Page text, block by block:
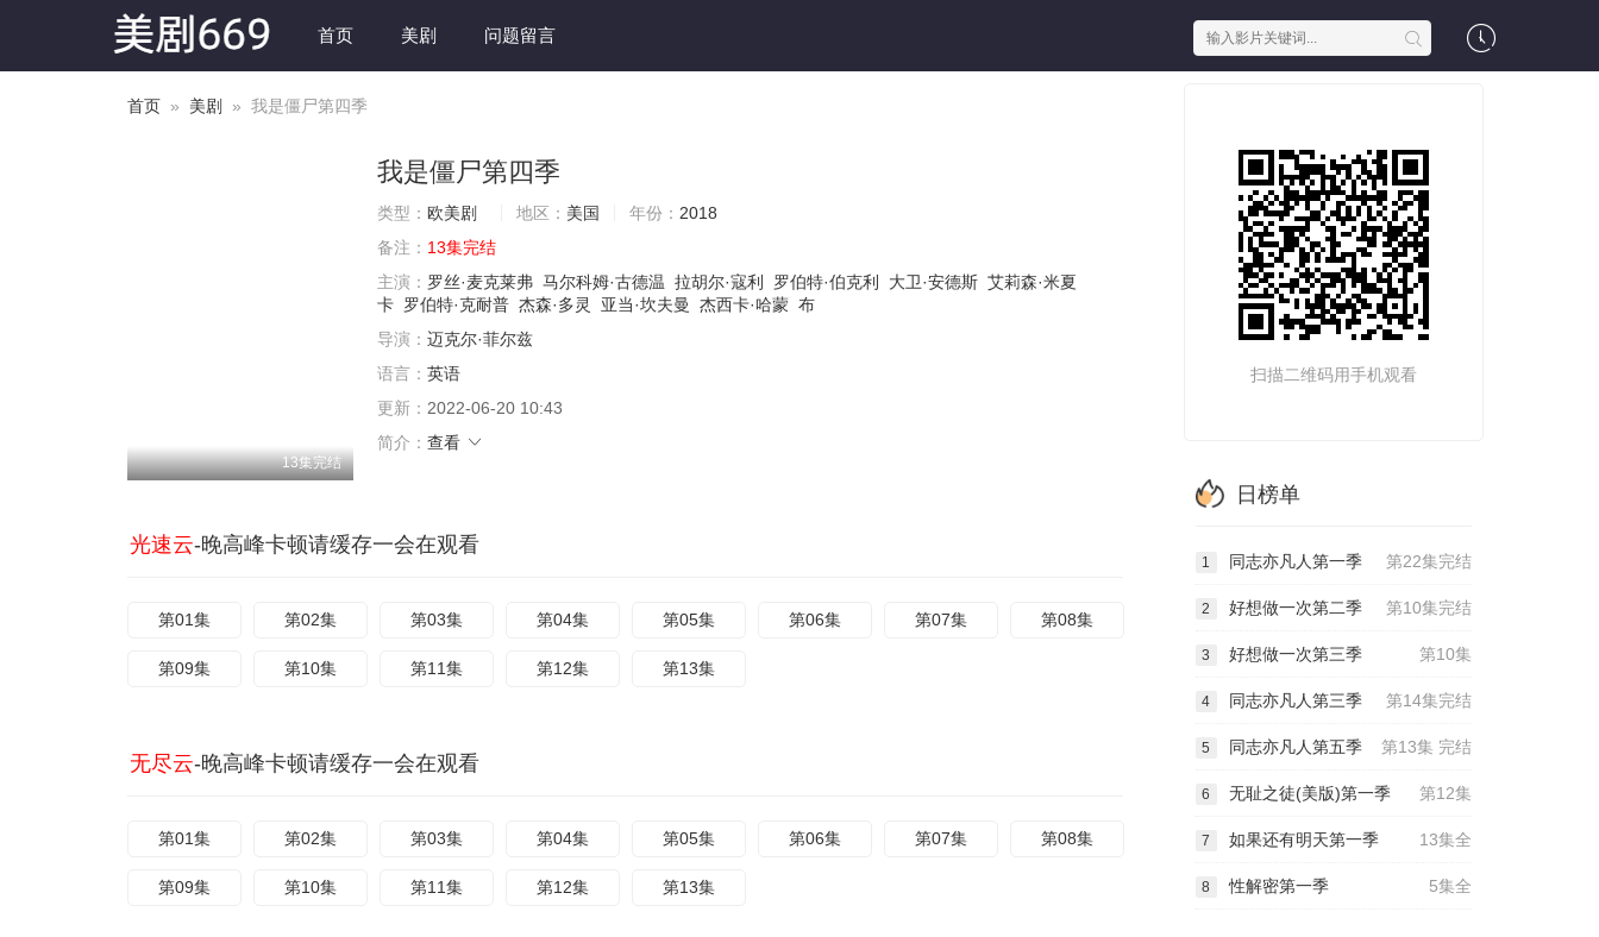
首页 美剧 问题留言
首页 » 美剧 » 我是僵尸第四季
13集完结
我是僵尸第四季
类型： 欧美剧 地区： 美国 年份： 2018
备注： 13集完结
主演： 罗丝·麦克莱弗 马尔科姆·古德温 拉胡尔·寇利 罗伯特·伯克利 大卫·安德斯 艾莉森·米夏
卡 罗伯特·克耐普 杰森·多灵 亚当·坎夫曼 杰西卡·哈蒙 布
导演： 迈克尔·菲尔兹
语言： 英语
更新： 2022-06-20 10:43
简介： 查看
光速云-晚高峰卡顿请缓存一会在观看
第01集 第02集 第03集 第04集 第05集 第06集 第07集 第08集
第09集 第10集 第11集 第12集 第13集
无尽云-晚高峰卡顿请缓存一会在观看
第01集 第02集 第03集 第04集 第05集 第06集 第07集 第08集
第09集 第10集 第11集 第12集 第13集
扫描二维码用手机观看
日榜单
第22集完结
1 同志亦凡人第一季
第10集完结
2 好想做一次第二季
第10集
3 好想做一次第三季
第14集完结
4 同志亦凡人第三季
第13集 完结
5 同志亦凡人第五季
第12集
6 无耻之徒(美版)第一季
13集全
7 如果还有明天第一季
5集全
8 性解密第一季